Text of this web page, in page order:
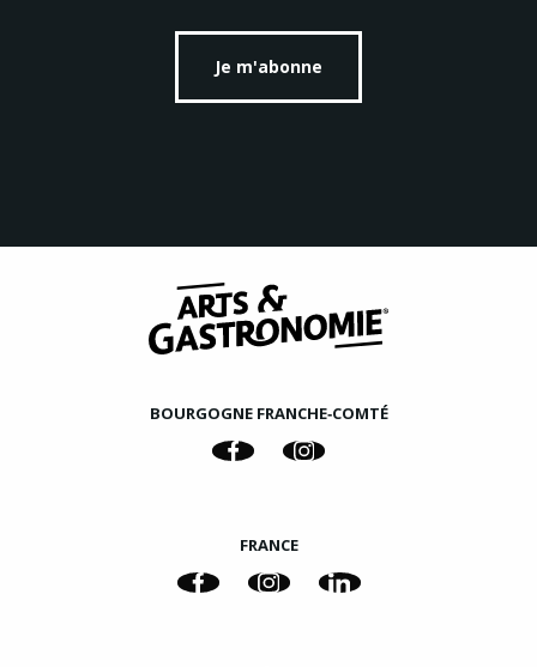
Je m'abonne
BOURGOGNE FRANCHE‑COMTÉ
FRANCE